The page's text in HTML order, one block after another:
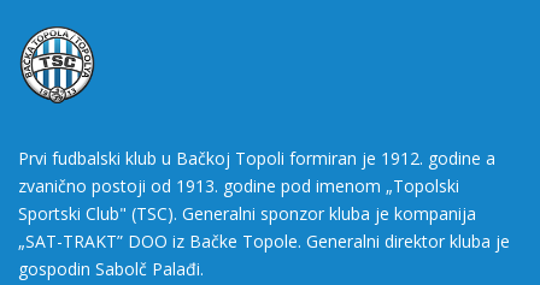
Prvi fudbalski klub u Bačkoj Topoli formiran je 1912. godine a
zvanično postoji od 1913. godine pod imenom „Topolski
Sportski Club" (TSC). Generalni sponzor kluba je kompanija
„SAT-TRAKT” DOO iz Bačke Topole. Generalni direktor kluba je
gospodin Sabolč Palađi.